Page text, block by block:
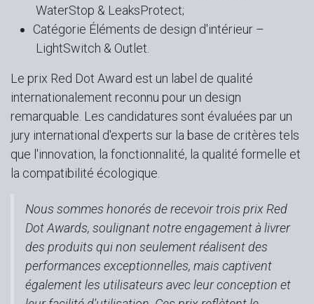
WaterStop & LeaksProtect;
Catégorie Éléments de design d'intérieur –
LightSwitch & Outlet.
​​Le prix Red Dot Award est un label de qualité
internationalement reconnu pour un design
remarquable. Les candidatures sont évaluées par un
jury international d'experts sur la base de critères tels
que l'innovation, la fonctionnalité, la qualité formelle et
la compatibilité écologique.
Nous sommes honorés de recevoir trois prix Red
Dot Awards, soulignant notre engagement à livrer
des produits qui non seulement réalisent des
performances exceptionnelles, mais captivent
également les utilisateurs avec leur conception et